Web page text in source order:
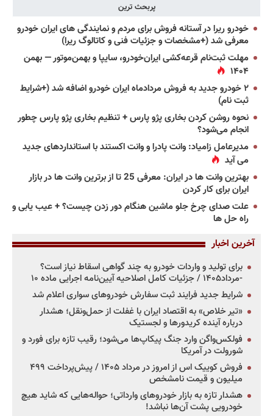
پربحث ترین
خودرو ریرا در آستانه فروش برای مردم و نمایندگی های ایران خودرو
معرفی شد (+مشخصات و جزئیات فنی و کاتالوگ ریرا)
مهلت ثبت‌نام قرعه‌کشی ایران‌خودرو، سایپا و بهمن‌موتور — بهمن
۱۴۰۴
۲ خودرو جدید به فروش مردادماه ایران خودرو اضافه شد (+شرایط
ثبت نام)
نحوه روشن کردن بخاری پژو پارس + تنظیم بخاری پژو پارس چطور
انجام می‌شود؟
مدیرعامل زامیاد: وانت پادرا و وانت اکستند با استانداردهای جدید
می آید
بهترین وانت ها در ایران: معرفی 25 تا از برترین وانت ها در بازار
ایران برای کار کردن
علت صدای چرخ جلو ماشین هنگام دور زدن چیست؟ + عیب یابی و
راه حل ها
آخرین اخبار
برای تولید و واردات خودرو به چند گواهی اسقاط نیاز است؟
-مرداد۱۴۰۵ / جزئیات کامل اصلاحیه آیین‌نامه اجرایی ماده ۱۰
شرایط جدید فرایند ثبت سفارش خودروهای سواری اعلام شد
«تیر خلاص» به اقتصاد ایران با غفلت از حمل‌ونقل؛ هشدار
درباره آینده کریدورها و لجستیک
فولکس‌واگن وارد جنگ پیکاپ‌ها می‌شود؛ رقیب تازه برای فورد و
شورولت در آمریکا
فروش کوییک اس از امروز در مرداد ۱۴۰۵ / پیش‌پرداخت ۴۹۹
میلیون و قیمت نامشخص
هشدار تازه به بازار خودروهای وارداتی؛ حواله‌هایی که شاید هیچ
خودرویی پشت آن‌ها نباشد!